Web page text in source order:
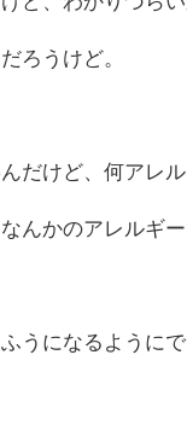
ろうけど。
だけど、何アレ
んかのアレルギ
うになるように